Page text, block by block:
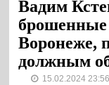
Вадим
Воронеже,
должным
15.02.2024 23:56